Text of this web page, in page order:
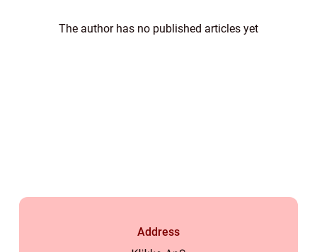
The author has no published articles yet
Address